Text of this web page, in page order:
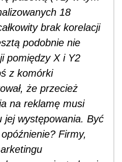
18
brak korelacji
podobnie nie
pomiędzy X i Y2
z komórki
że przecież
na reklamę musi
jej występowania. Być
Firmy,